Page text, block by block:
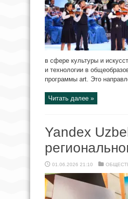
в сфере культуры и
и технологии в
программы art. Это
Читать далее »
Yandex
01.06.2026 21:10